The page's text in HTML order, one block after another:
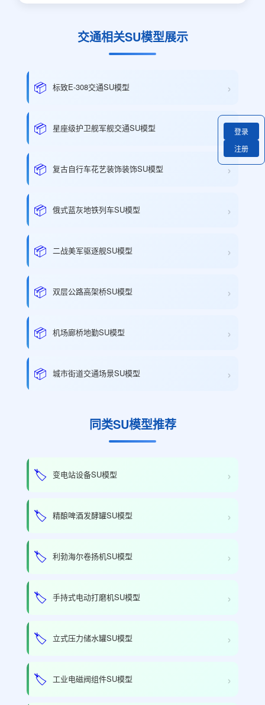
交通相关SU模型展示
📦 标致E-308交通SU模型 ›
📦 星座级护卫舰军舰交通SU模型 ›
📦 复古自行车花艺装饰装饰SU模型 ›
📦 俄式蓝灰地铁列车SU模型 ›
📦 二战美军驱逐舰SU模型 ›
📦 双层公路高架桥SU模型 ›
📦 机场廊桥地勤SU模型 ›
📦 城市街道交通场景SU模型 ›
同类SU模型推荐
🏷️ 变电站设备SU模型 ›
🏷️ 精酿啤酒发酵罐SU模型 ›
🏷️ 利勃海尔卷扬机SU模型 ›
🏷️ 手持式电动打磨机SU模型 ›
🏷️ 立式压力储水罐SU模型 ›
🏷️ 工业电磁阀组件SU模型 ›
登录
注册